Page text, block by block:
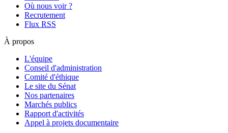
Où nous voir ?
Recrutement
Flux RSS
À propos
L'équipe
Conseil d'administration
Comité d'éthique
Le site du Sénat
Nos partenaires
Marchés publics
Rapport d'activités
Appel à projets documentaire